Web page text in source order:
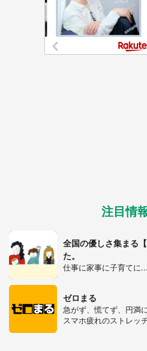
注目情
全国の優しさ集まる
た。
仕事に家事に子育てに
ゼロまる
急がず、慌てず、円満
スマホ疲れのストレッ